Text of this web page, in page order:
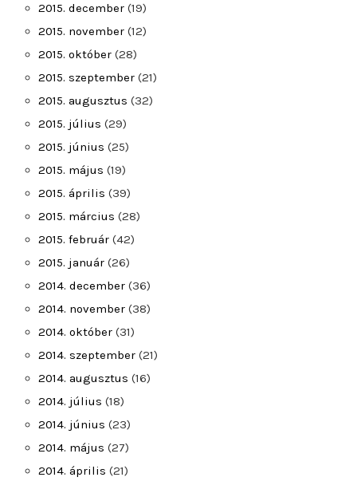
2015. december (19)
2015. november (12)
2015. október (28)
2015. szeptember (21)
2015. augusztus (32)
2015. július (29)
2015. június (25)
2015. május (19)
2015. április (39)
2015. március (28)
2015. február (42)
2015. január (26)
2014. december (36)
2014. november (38)
2014. október (31)
2014. szeptember (21)
2014. augusztus (16)
2014. július (18)
2014. június (23)
2014. május (27)
2014. április (21)